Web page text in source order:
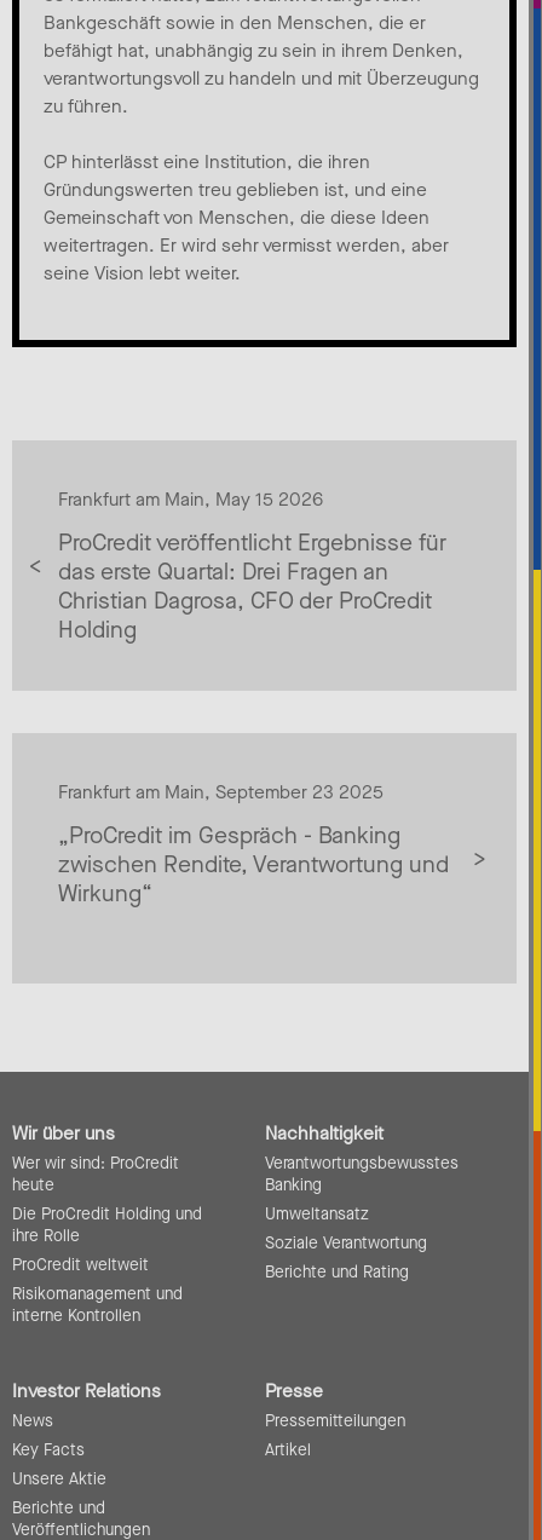
Bankgeschäft sowie in den Menschen, die er
befähigt hat, unabhängig zu sein in ihrem Denken,
verantwortungsvoll zu handeln und mit Überzeugung
zu führen.
CP hinterlässt eine Institution, die ihren
Gründungswerten treu geblieben ist, und eine
Gemeinschaft von Menschen, die diese Ideen
weitertragen. Er wird sehr vermisst werden, aber
seine Vision lebt weiter.
Frankfurt am Main, May 15 2026
ProCredit veröffentlicht Ergebnisse für
das erste Quartal: Drei Fragen an
Christian Dagrosa, CFO der ProCredit
Holding
Frankfurt am Main, September 23 2025
„ProCredit im Gespräch - Banking
zwischen Rendite, Verantwortung und
Wirkung“
Wir über uns
Wer wir sind: ProCredit
heute
Die ProCredit Holding und
ihre Rolle
ProCredit weltweit
Risikomanagement und
interne Kontrollen
Nachhaltigkeit
Verantwortungsbewusstes
Banking
Umweltansatz
Soziale Verantwortung
Berichte und Rating
Investor Relations
News
Key Facts
Unsere Aktie
Berichte und
Veröffentlichungen
Presse
Pressemitteilungen
Artikel